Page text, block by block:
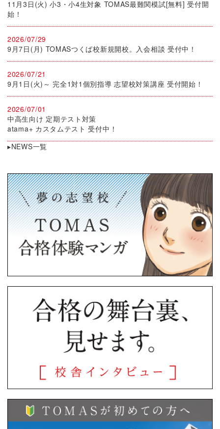
11月3日(火) 小3・小4生対象 TOMAS最難関模試[無料] 受付開
始！
2026/07/29
9月7日(月) TOMASつくば校新規開校。入会相談 受付中！
2026/07/21
9月1日(火)～ 完全1対1個別指導 志望校対策講座 受付開始！
2026/07/01
中高生向け 定期テスト対策
atama+ カスタムテスト 受付中！
▸NEWS一覧